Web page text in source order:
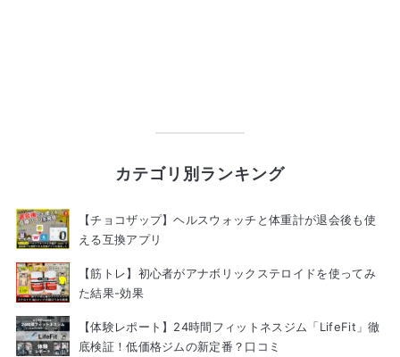
カテゴリ別ランキング
【チョコザップ】ヘルスウォッチと体重計が退会後も使
える互換アプリ
【筋トレ】初心者がアナボリックステロイドを使ってみ
た結果-効果
【体験レポート】24時間フィットネスジム「LifeFit」徹
底検証！低価格ジムの新定番？口コミ